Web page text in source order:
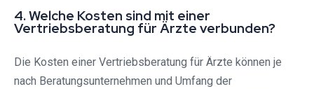
4. Welche Kosten sind mit einer
Vertriebsberatung für Ärzte verbunden?
Die Kosten einer Vertriebsberatung für Ärzte können je
nach Beratungsunternehmen und Umfang der